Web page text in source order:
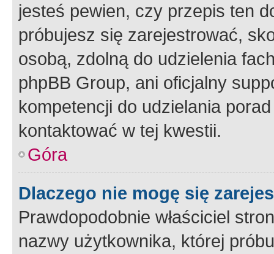
jesteś pewien, czy przepis ten
próbujesz się zarejestrować,
osobą, zdolną do udzielenia
phpBB Group, ani oficjalny
kompetencji do udzielania
kontaktować w tej kwestii.
Góra
Dlaczego nie mogę się
Prawdopodobnie właściciel
nazwy użytkownika, której